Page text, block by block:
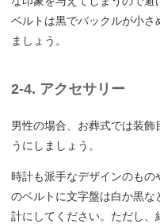
ベルトは黒でバックルが小
ましょう。
2-4. アクセサリー
男性の場合、お葬式では装飾
うにしましょう。
時計も派手なデザインのも
のベルトに文字盤は白か黒
計にしてください。ただし、